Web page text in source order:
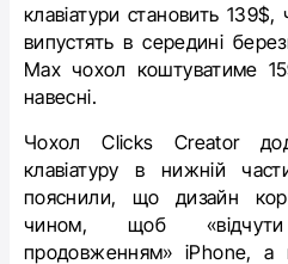
клавіатури становить
випустять в середині
Max чохол коштуватиме
навесні.
Чохол Clicks Creator
клавіатуру в нижній
пояснили, що дизайн
чином, щоб
продовженням» ‌iPhone‌, а